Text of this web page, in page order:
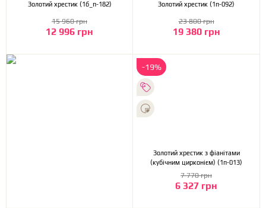
Золотий хрестик (1б_п-182)
12 996 грн
15 960 грн
Золотий хрестик (1п-092)
19 380 грн
23 800 грн
-19%
Золотий хрестик з фіанітами
(кубічним цирконієм) (1п-013)
6 327 грн
7 770 грн